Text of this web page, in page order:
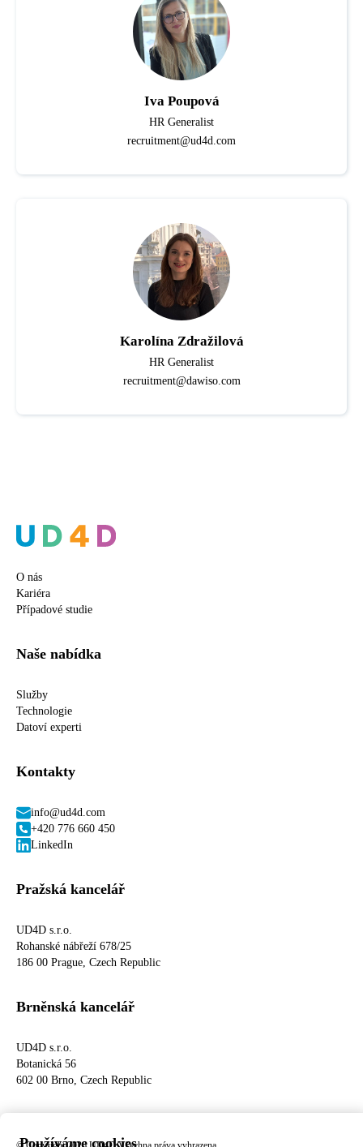
Iva Poupová
HR Generalist
recruitment@ud4d.com
Karolína Zdražilová
HR Generalist
recruitment@dawiso.com
O nás
Kariéra
Případové studie
Naše nabídka
Služby
Technologie
Datoví experti
Kontakty
info@ud4d.com
+420 776 660 450
LinkedIn
Pražská kancelář
UD4D s.r.o.
Rohanské nábřeží 678/25
186 00 Prague, Czech Republic
Brněnská kancelář
UD4D s.r.o.
Botanická 56
602 00 Brno, Czech Republic
Používáme cookies